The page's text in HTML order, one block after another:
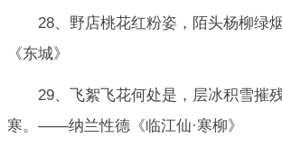
28、野店桃花红粉姿，陌头杨柳
《东城》
29、飞絮飞花何处是，层冰积雪摧
寒。——纳兰性德《临江仙·寒柳》